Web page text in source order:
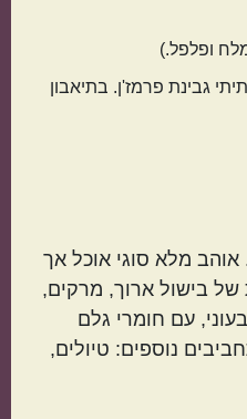
ופלפל.)
גבינת פרמז'ן. בתיאבון
מלא סוגי אוכל אך
של בישול ארוך, מרקים,
עם חומרי גלם
נוספים: טיולים,